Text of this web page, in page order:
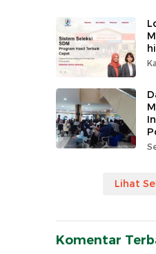
Lihat
Komentar